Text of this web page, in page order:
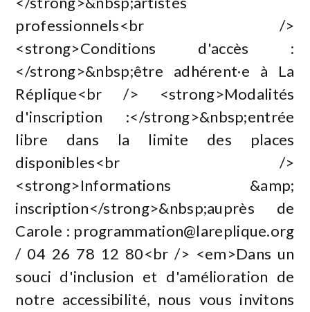
professionnels<br />
<strong>Conditions d'accès :
</strong>&nbsp;être adhérent·e à La
Réplique<br /> <strong>Modalités
d'inscription :</strong>&nbsp;entrée
libre dans la limite des places
disponibles<br />
<strong>Informations &amp;
inscription</strong>&nbsp;auprès de
Carole : programmation@lareplique.org
/ 04 26 78 12 80<br /> <em>Dans un
souci d'inclusion et d'amélioration de
notre accessibilité, nous vous invitons